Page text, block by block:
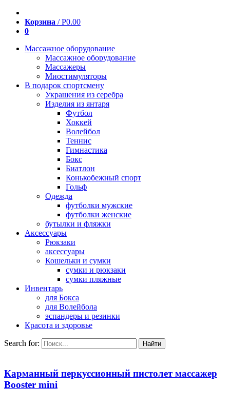
Корзина /Р0.00
0
Массажное оборудование
Массажное оборудование
Массажеры
Миостимуляторы
В подарок спортсмену
Украшения из серебра
Изделия из янтаря
Футбол
Хоккей
Волейбол
Теннис
Гимнастика
Бокс
Биатлон
Конькобежный спорт
Гольф
Одежда
футболки мужские
футболки женские
бутылки и фляжки
Аксессуары
Рюкзаки
аксессуары
Кошельки и сумки
сумки и рюкзаки
сумки пляжные
Инвентарь
для Бокса
для Волейбола
эспандеры и резинки
Красота и здоровье
Search for:
Карманный перкуссионный пистолет массажер
Booster mini